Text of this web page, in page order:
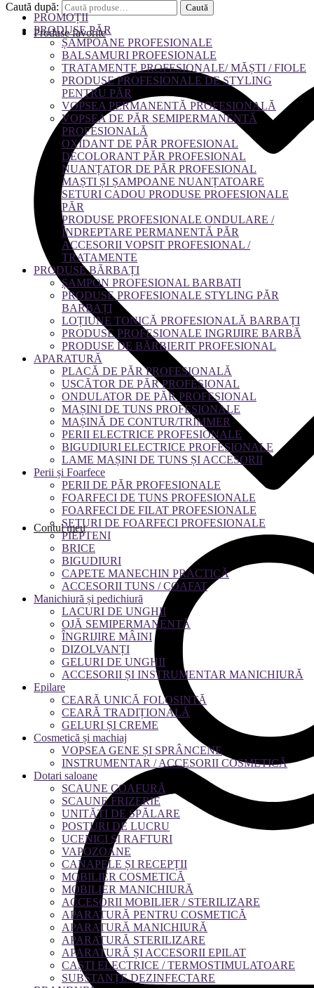
Caută după: Caută
Produse favorite
Contul meu
PROMOȚII
PRODUSE PĂR
ȘAMPOANE PROFESIONALE
BALSAMURI PROFESIONALE
TRATAMENTE PROFESIONALE/ MĂȘTI / FIOLE
PRODUSE PROFESIONALE DE STYLING
PENTRU PĂR
VOPSEA PERMANENTĂ PROFESIONALĂ
VOPSEA DE PĂR SEMIPERMANENTĂ
PROFESIONALĂ
OXIDANT DE PĂR PROFESIONAL
DECOLORANT PĂR PROFESIONAL
NUANȚATOR DE PĂR PROFESIONAL
MAȘTI ȘI ȘAMPOANE NUANȚATOARE
SETURI CADOU PRODUSE PROFESIONALE
PĂR
PRODUSE PROFESIONALE ONDULARE /
ÎNDREPTARE PERMANENTĂ PĂR
ACCESORII VOPSIT PROFESIONAL /
TRATAMENTE
PRODUSE BĂRBAȚI
ȘAMPON PROFESIONAL BARBATI
PRODUSE PROFESIONALE STYLING PĂR
BARBAȚI
LOȚIUNE TONICĂ PROFESIONALĂ BARBAȚI
PRODUSE PROFESIONALE INGRIJIRE BARBĂ
PRODUSE DE BĂRBIERIT PROFESIONAL
APARATURĂ
PLACĂ DE PĂR PROFESIONALĂ
USCĂTOR DE PĂR PROFESIONAL
ONDULATOR DE PĂR PROFESIONAL
MAȘINI DE TUNS PROFESIONALE
MAȘINĂ DE CONTUR/TRIMMER
PERII ELECTRICE PROFESIONALE
BIGUDIURI ELECTRICE PROFESIONALE
LAME MAȘINI DE TUNS ȘI ACCESORII
Perii și Foarfece
PERII DE PĂR PROFESIONALE
FOARFECI DE TUNS PROFESIONALE
FOARFECI DE FILAT PROFESIONALE
SETURI DE FOARFECI PROFESIONALE
PIEPTENI
BRICE
BIGUDIURI
CAPETE MANECHIN PRACTICĂ
ACCESORII TUNS / COAFAT
Manichiură și pedichiură
LACURI DE UNGHII
OJĂ SEMIPERMANENTĂ
ÎNGRIJIRE MÂINI
DIZOLVANȚI
GELURI DE UNGHII
ACCESORII ȘI INSTRUMENTAR MANICHIURĂ
Epilare
CEARĂ UNICĂ FOLOSINTĂ
CEARĂ TRADIȚIONALĂ
GELURI ȘI CREME
Cosmetică și machiaj
VOPSEA GENE ȘI SPRÂNCENE
INSTRUMENTAR / ACCESORII COSMETICĂ
Dotari saloane
SCAUNE COAFURĂ
SCAUNE FRIZERIE
UNITĂȚI DE SPĂLARE
POSTURI DE LUCRU
UCENICI ȘI RAFTURI
VAPOZOANE
CANAPELE ȘI RECEPȚII
MOBILIER COSMETICĂ
MOBILIER MANICHIURĂ
ACCESORII MOBILIER / STERILIZARE
APARATURĂ PENTRU COSMETICĂ
APARATURĂ MANICHIURĂ
APARATURĂ STERILIZARE
APARATURĂ ȘI ACCESORII EPILAT
CAȘTI ELECTRICE / TERMOSTIMULATOARE
SUBSTANȚE DEZINFECTARE